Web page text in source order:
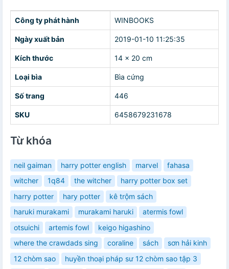
Công ty phát hành WINBOOKS
Ngày xuất bản 2019-01-10 11:25:35
Kích thước 14 x 20 cm
Loại bìa Bìa cứng
Số trang 446
SKU 6458679231678
Từ khóa
neil gaiman harry potter english marvel
fahasa
witcher
1q84 the witcher
harry potter box set
harry potter
hary potter
kê trộm sách
haruki murakami
murakami haruki
atermis fowl
otsuichi
artemis fowl
keigo higashino
where the crawdads sing
coraline sách
sơn hải kinh
12 chòm sao
huyền thoại pháp sư 12 chòm sao tập 3